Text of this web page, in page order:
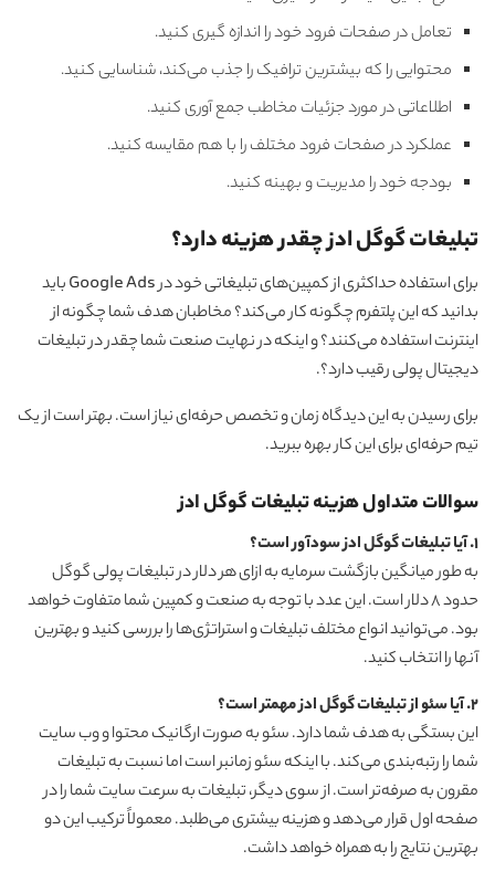
تعامل در صفحات فرود خود را اندازه گیری کنید.
محتوایی را که بیشترین ترافیک را جذب می‌کند، شناسایی کنید.
اطلاعاتی در مورد جزئیات مخاطب جمع آوری کنید.
عملکرد در صفحات فرود مختلف را با هم مقایسه کنید.
بودجه خود را مدیریت و بهینه کنید.
تبلیغات گوگل ادز چقدر هزینه دارد؟
برای استفاده حداکثری از کمپین‌های تبلیغاتی خود در Google Ads باید
بدانید که این پلتفرم چگونه کار می‌کند؟ مخاطبان هدف شما چگونه از
اینترنت استفاده می‌کنند؟ و اینکه در نهایت صنعت شما چقدر در تبلیغات
دیجیتال پولی رقیب دارد؟.
برای رسیدن به این دیدگاه زمان و تخصص حرفه‌ای نیاز است. بهتر است از یک
تیم حرفه‌ای برای این کار بهره ببرید.
سوالات متداول هزینه تبلیغات گوگل ادز
1. آیا تبلیغات گوگل ادز سودآور است؟
به طور میانگین بازگشت سرمایه به ازای هر دلار در تبلیغات پولی گوگل
حدود 8 دلار است. این عدد با توجه به صنعت و کمپین شما متفاوت خواهد
بود. می‌توانید انواع مختلف تبلیغات و استراتژی‌ها را بررسی کنید و بهترین
آنها را انتخاب کنید.
2. آیا سئو از تبلیغات گوگل ادز مهمتر است؟
این بستگی به هدف شما دارد. سئو به صورت ارگانیک محتوا و وب سایت
شما را رتبه‌بندی می‌کند. با اینکه سئو زمانبر است اما نسبت به تبلیغات
مقرون به صرفه‌تر است. از سوی دیگر، تبلیغات به سرعت سایت شما را در
صفحه اول قرار می‌دهد و هزینه بیشتری می‌طلبد. معمولاً ترکیب این دو
بهترین نتایج را به همراه خواهد داشت.